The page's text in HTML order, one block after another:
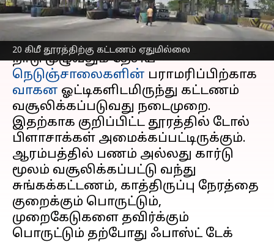
20 கிமீ தூரத்திற்கு கட்டணம் ஏதுமில்லை
Venkatalakshmi V
நாடு முழுவதும் தேசிய
நெடுஞ்சாலைகளின் பராமரிப்பிற்காக
வாகன ஓட்டிகளிடமிருந்து கட்டணம்
வசூலிக்கப்படுவது நடைமுறை.
இதற்காக குறிப்பிட்ட தூரத்தில் டோல்
பிளாசாக்கள் அமைக்கப்பட்டிருக்கும்.
ஆரம்பத்தில் பணம் அல்லது கார்டு
மூலம் வசூலிக்கப்பட்டு வந்து
சுங்கக்கட்டணம், காத்திருப்பு நேரத்தை
குறைக்கும் பொருட்டும்,
முறைகேடுகளை தவிர்க்கும்
பொருட்டும் தற்போது ஃபாஸ்ட் டேக்